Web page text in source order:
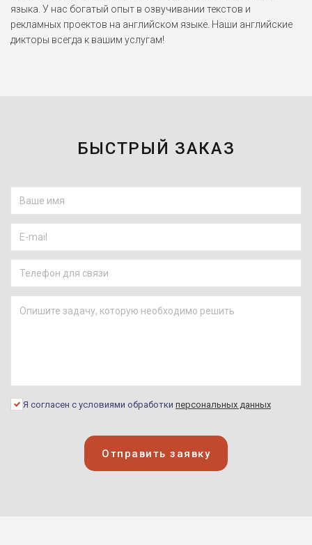
языка. У нас богатый опыт в озвучивании текстов и
рекламных проектов на английском языке. Наши английские
дикторы всегда к вашим услугам!
БЫСТРЫЙ ЗАКАЗ
Я согласен с условиями обработки персональных данных
Отправить заявку